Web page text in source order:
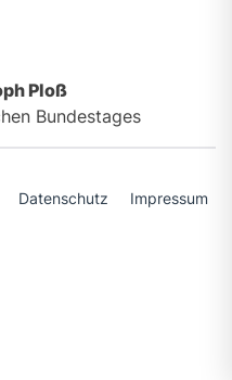
Ploß
Bundestages
Datenschutz Impressum